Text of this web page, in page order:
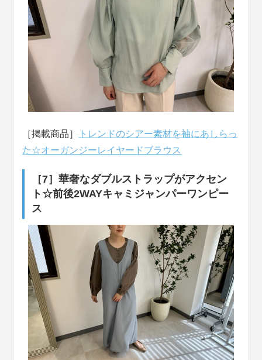
［掲載商品］
トレンドのシアー素材を袖にあしらっ
た☆オーガンジーレイヤードブラウス
［7］華奢なダブルストラップがアクセン
ト☆前後2WAYキャミジャンパーワンピー
ス